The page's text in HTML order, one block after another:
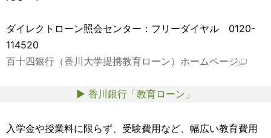
ダイレクトローン照会センター：フリーダイヤル 0120-
114520
百十四銀行（香川大学提携教育ローン）ホームページ
▶ 香川銀行「教育ローン」
入学金や授業料に限らず、受験費用など、幅広い教育費用